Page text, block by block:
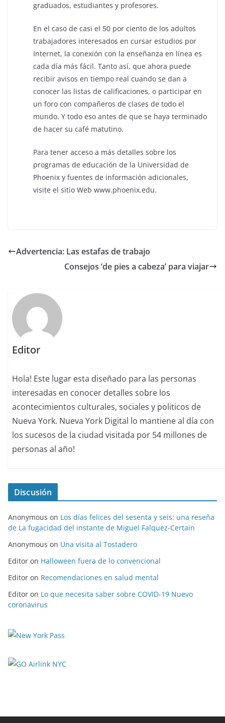
graduados, estudiantes y profesores.
En el caso de casi el 50 por ciento de los adultos
trabajadores interesados en cursar estudios por
Internet, la conexión con la enseñanza en línea es
cada día más fácil. Tanto así, que ahora puede
recibir avisos en tiempo real cuando se dan a
conocer las listas de calificaciones, o participar en
un foro con compañeros de clases de todo el
mundo. Y todo eso antes de que se haya terminado
de hacer su café matutino.
Para tener acceso a más detalles sobre los
programas de educación de la Universidad de
Phoenix y fuentes de información adicionales,
visite el sitio Web www.phoenix.edu.
Advertencia: Las estafas de trabajo
Consejos ‘de pies a cabeza’ para viajar
Editor
Hola! Este lugar esta diseñado para las personas
interesadas en conocer detalles sobre los
acontecimientos culturales, sociales y politicos de
Nueva York. Nueva York Digital lo mantiene al día con
los sucesos de la ciudad visitada por 54 millones de
personas al año!
Discusión
Anonymous on Los días felices del sesenta y seis: una reseña
de La fugacidad del instante de Miguel Falquez-Certain
Anonymous on Una visita al Tostadero
Editor on Halloween fuera de lo convencional
Editor on Recomendaciones en salud mental
Editor on Lo que necesita saber sobre COVID-19 Nuevo
coronavirus